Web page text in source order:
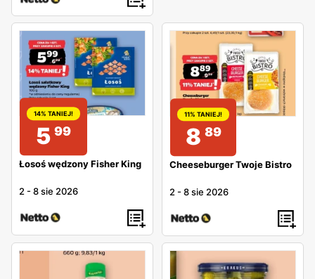
14% TANIEJ!
5 99
Łosoś wędzony Fisher King
2 -8 sie 2026
11% TANIEJ!
8 89
Cheeseburger Twoje Bistro
2 -8 sie 2026